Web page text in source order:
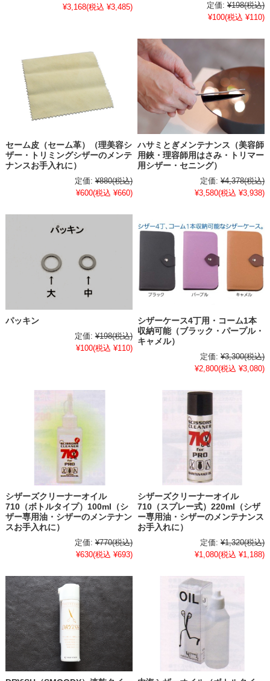
¥3,168(税込 ¥3,485) 定価: ¥198(税込)
¥100(税込 ¥110)
セーム皮（セーム革）（理美容シ
ザー・トリミングシザーのメンテ
ナンスお手入れに）
定価: ¥880(税込)
¥600(税込 ¥660)
ハサミとぎメンテナンス（美容師
用鋏・理容師用はさみ・トリマー
用シザー・セニング）
定価: ¥4,378(税込)
¥3,580(税込 ¥3,938)
パッキン
定価: ¥198(税込)
¥100(税込 ¥110)
シザーケース4丁用・コーム1本
収納可能（ブラック・パープル・
キャメル）
定価: ¥3,300(税込)
¥2,800(税込 ¥3,080)
シザーズクリーナーオイル
710（ボトルタイプ）100ml（シ
ザー専用油・シザーのメンテナン
スお手入れに）
定価: ¥770(税込)
¥630(税込 ¥693)
シザーズクリーナーオイル
710（スプレー式）220ml（シザ
ー専用油・シザーのメンテナンス
お手入れに）
定価: ¥1,320(税込)
¥1,080(税込 ¥1,188)